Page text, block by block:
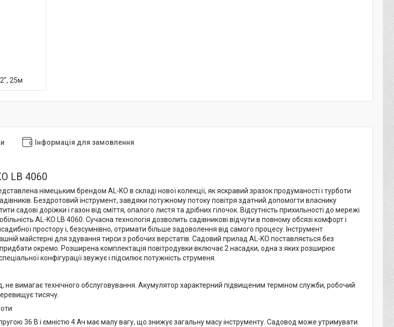
25м
Інформація для замовлення
LB 4060
​​німецьким брендом AL-KO в складі нової колекції, як яскравий зразок продуманості і турботи
Бездротовий інструмент, завдяки потужному потоку повітря здатний допомогти власнику
садові доріжки і газон від сміття, опалого листя та дрібних гілочок. Відсутність прихильності до мережі
AL-KO LB 4060. Сучасна технологія дозволить садівникові відчути в повному обсязі комфорт і
простору і, безсумнівно, отримати більше задоволення від самого процесу. Інструмент
майстерні для здування тирси з робочих верстатів. Садовий прилад AL-KO поставляється без
придбати окремо. Розширена комплектація повітродувки включає 2 насадки, одна з яких розширює
конфігурації звужує і підсилює потужність струменя.
не вимагає технічного обслуговування. Акумулятор характерний підвищеним терміном служби, робочий
тисячу.
36 В і ємністю 4 Ач має малу вагу, що знижує загальну масу інструменту. Садовод може утримувати